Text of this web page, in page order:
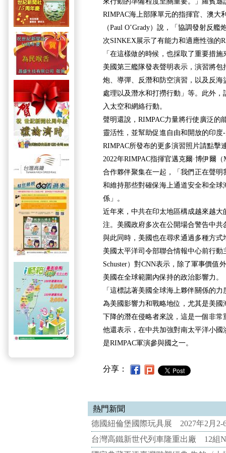
RIMPAC海上部隊單元的指揮官、澳大
（Paul O’Grady）說，「協調發射反
次SINKEX展示了有能力和適應性強的
「在這樣做的時候，也採取了重要措
美國第三艦隊發表聲明表示，演習將
炮、導彈、反潛和防空演習，以及反
處理以及潛水和打撈行動」等。此外
入太空和網絡行動。
聲明還說，RIMPAC力量將行使廣泛的
靈活性，並幫助促進自由和開放的印度
RIMPAC所發布的更多演習照片請點擊
2022年RIMPAC指揮官邁克爾·博伊爾
合作夥伴聚集在一起，「我們正在聲
和維持那些對確保海上通道安全和全球
係」。
近年來，中共在印太地區構成越來越
注。美國政府多次在公開場合警告中
與此同時，美國也在尋求通過多種方式
美國太平洋司令部聯合情報中心前行動
Schuster）對CNN表示，除了軍事價值
美國在全球範圍內保持的政治影響力。
「這標誌著美國全球海上夥伴關係的
為美國影響力和戰略地位，尤其是美
下降的潛在侵略者來說，這是一個非
他還表示，在中共加強對南太平洋小
是RIMPAC軍演參與國之一。
分享：
熱門新聞
德國紐倫堡國際玩具展 2027年2月2-
台灣高鐵新世代列車隆重出廠 12組